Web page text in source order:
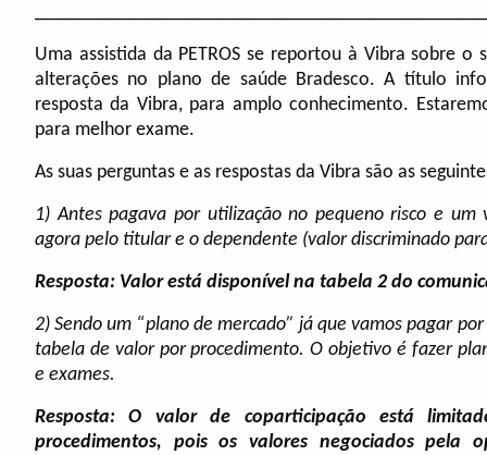
Uma assistida da PETROS se reportou à Vibra sobre
alterações no plano de saúde Bradesco. A título
resposta da Vibra, para amplo conhecimento.
para melhor exame.
As suas perguntas e as respostas da Vibra são as
1) Antes pagava por utilização no pequeno risco e
agora pelo titular e o dependente (valor discriminado
Resposta: Valor está disponível na tabela 2 do
2) Sendo um “plano de mercado” já que vamos pagar
tabela de valor por procedimento. O objetivo é fazer
e exames.
Resposta: O valor de coparticipação está
procedimentos, pois os valores negociados pela